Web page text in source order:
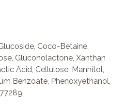
Coco-Betaine,
Gluconolactone, Xanthan
Acid, Cellulose, Mannitol,
Benzoate, Phenoxyethanol,